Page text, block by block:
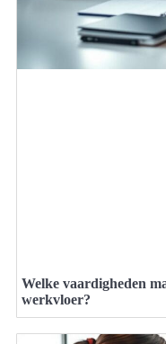
Welke vaardigheden
werkvloer?